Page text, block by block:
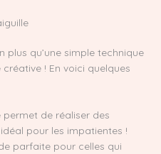
plus qu’une simple technique
! En voici quelques
de réaliser des
pour les impatientes !
parfaite pour celles qui